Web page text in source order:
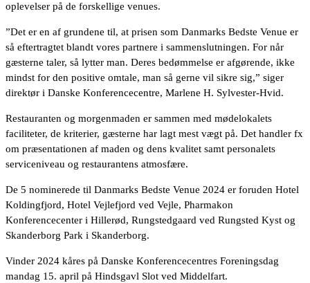
oplevelser på de forskellige venues.
”Det er en af grundene til, at prisen som Danmarks Bedste Venue er
så eftertragtet blandt vores partnere i sammenslutningen. For når
gæsterne taler, så lytter man. Deres bedømmelse er afgørende, ikke
mindst for den positive omtale, man så gerne vil sikre sig,” siger
direktør i Danske Konferencecentre, Marlene H. Sylvester-Hvid.
Restauranten og morgenmaden er sammen med mødelokalets
faciliteter, de kriterier, gæsterne har lagt mest vægt på. Det handler fx
om præsentationen af maden og dens kvalitet samt personalets
serviceniveau og restaurantens atmosfære.
De 5 nominerede til Danmarks Bedste Venue 2024 er foruden Hotel
Koldingfjord, Hotel Vejlefjord ved Vejle, Pharmakon
Konferencecenter i Hillerød, Rungstedgaard ved Rungsted Kyst og
Skanderborg Park i Skanderborg.
Vinder 2024 kåres på Danske Konferencecentres Foreningsdag
mandag 15. april på Hindsgavl Slot ved Middelfart.